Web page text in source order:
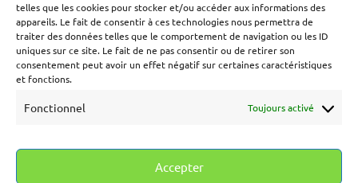
telles que les cookies pour stocker et/ou accéder aux informations des
appareils. Le fait de consentir à ces technologies nous permettra de
traiter des données telles que le comportement de navigation ou les ID
uniques sur ce site. Le fait de ne pas consentir ou de retirer son
consentement peut avoir un effet négatif sur certaines caractéristiques
et fonctions.
Fonctionnel Toujours activé
Accepter